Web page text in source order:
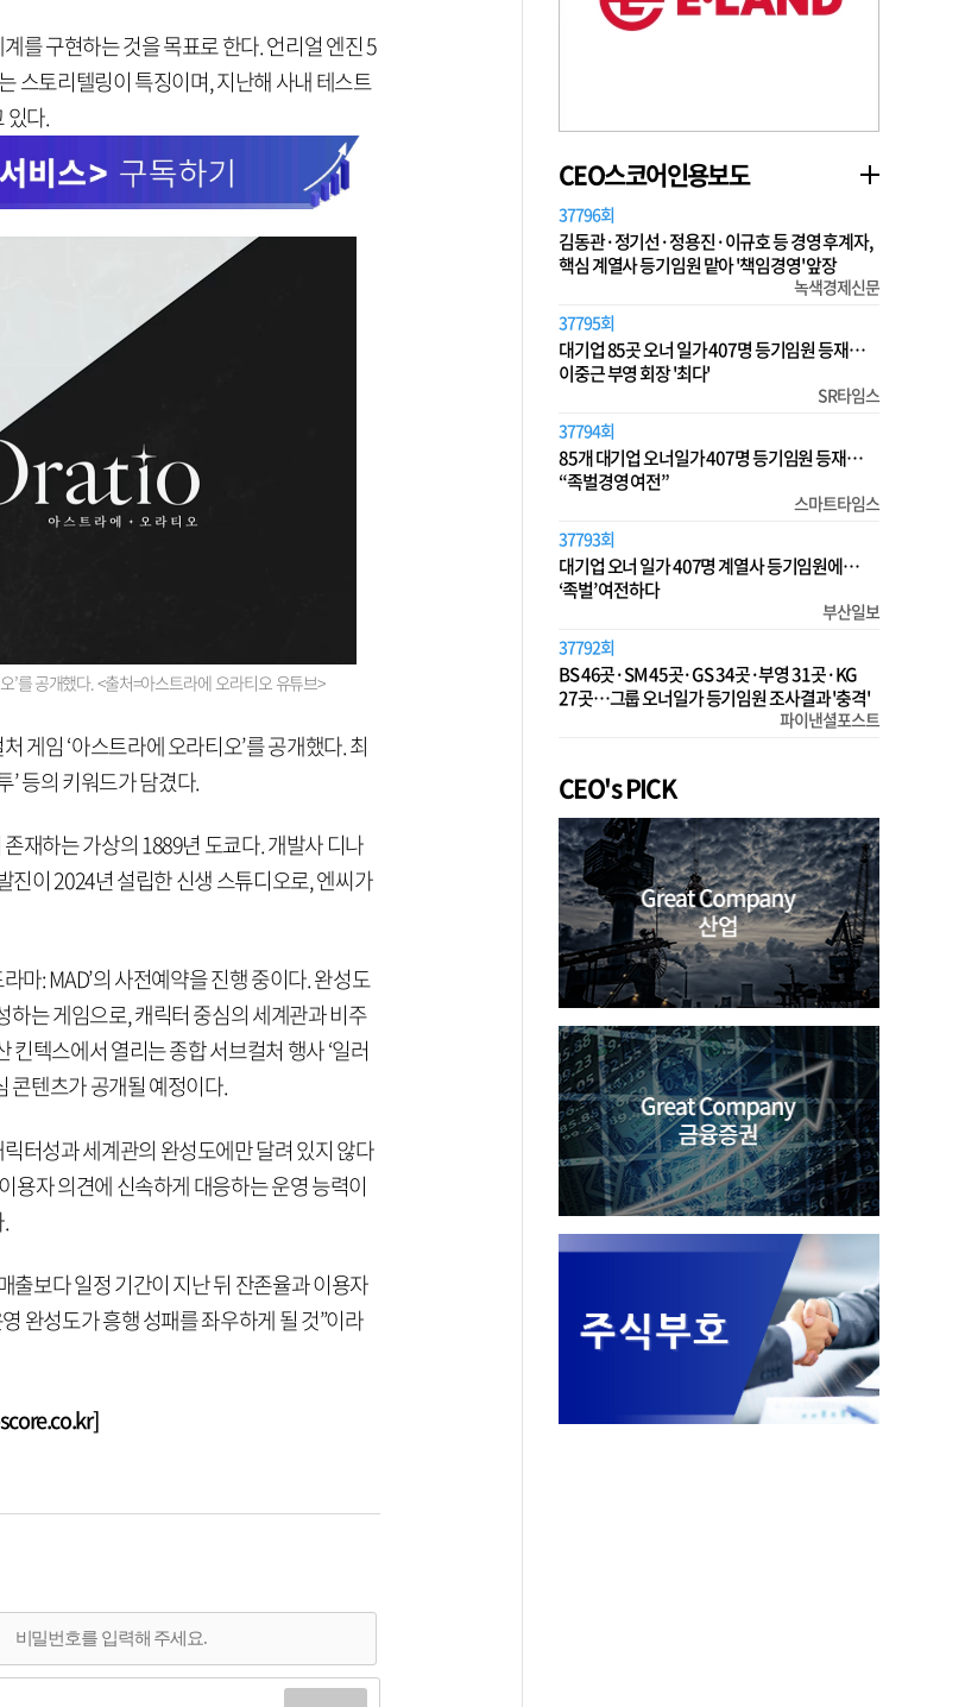
를 구현하는 것을 목표로 한다. 언리얼 엔진 5
스토리텔링이 특징이며, 지난해 사내 테스트
있다.
’를 공개했다. <출처=아스트라에 오라티오 유튜브>
게임 ‘아스트라에 오라티오’를 공개했다. 최
’ 등의 키워드가 담겼다.
재하는 가상의 1889년 도쿄다. 개발사 디나
진이 2024년 설립한 신생 스튜디오로, 엔씨가
마: MAD’의 사전예약을 진행 중이다. 완성도
는 게임으로, 캐릭터 중심의 세계관과 비주
텍스에서 열리는 종합 서브컬처 행사 ‘일러
콘텐츠가 공개될 예정이다.
터성과 세계관의 완성도에만 달려 있지 않다
용자 의견에 신속하게 대응하는 운영 능력이
출보다 일정 기간이 지난 뒤 잔존율과 이용자
완성도가 흥행 성패를 좌우하게 될 것”이라
CEO스코어인용보도
37796회
김동관·정기선·정용진·이규호 등 경영 후계자,
핵심 계열사 등기임원 맡아 '책임경영' 앞장
녹색경제신문
37795회
대기업 85곳 오너 일가 407명 등기임원 등재…
이중근 부영 회장 '최다'
SR타임스
37794회
85개 대기업 오너일가 407명 등기임원 등재…
“족벌경영 여전”
스마트타임스
37793회
대기업 오너 일가 407명 계열사 등기임원에…
‘족벌’ 여전하다
부산일보
37792회
BS 46곳·SM 45곳·GS 34곳·부영 31곳·KG
27곳…그룹 오너일가 등기임원 조사결과 '충격'
파이낸셜포스트
CEO's PICK